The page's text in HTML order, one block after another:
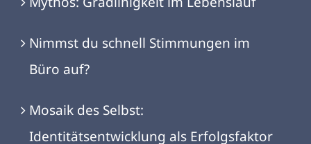
Nimmst du schnell Stimmungen im
Büro auf?
Mosaik des Selbst:
Identitätsentwicklung als Erfolgsfaktor